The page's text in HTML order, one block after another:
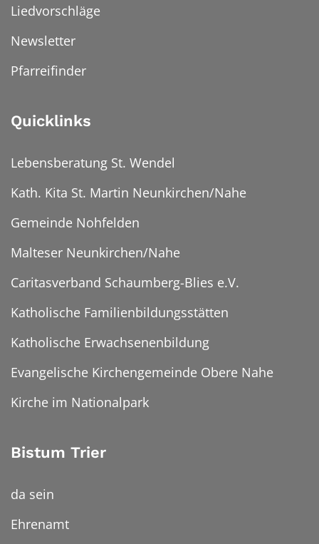
Liedvorschläge
Newsletter
Pfarreifinder
Quicklinks
Lebensberatung St. Wendel
Kath. Kita St. Martin Neunkirchen/Nahe
Gemeinde Nohfelden
Malteser Neunkirchen/Nahe
Caritasverband Schaumberg-Blies e.V.
Katholische Familienbildungsstätten
Katholische Erwachsenenbildung
Evangelische Kirchengemeinde Obere Nahe
Kirche im Nationalpark
Bistum Trier
da sein
Ehrenamt